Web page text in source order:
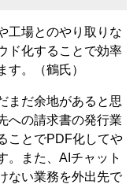
工場とのやり取りな
ド化することで効率
す。（鶴氏）
まだ余地があると思
への請求書の発行業
ことでPDF化してや
。また、AIチャット
ない業務を外出先で